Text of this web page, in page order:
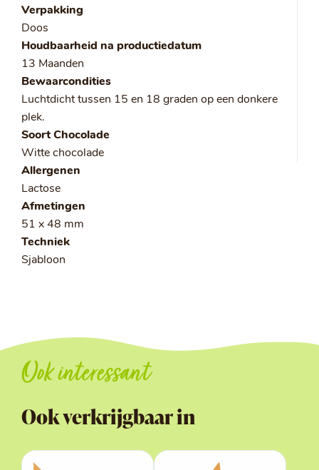
Verpakking
Doos
Houdbaarheid na productiedatum
13 Maanden
Bewaarcondities
Luchtdicht tussen 15 en 18 graden op een donkere
plek.
Soort Chocolade
Witte chocolade
Allergenen
Lactose
Afmetingen
51 x 48 mm
Techniek
Sjabloon
Ook interessant
Ook verkrijgbaar in